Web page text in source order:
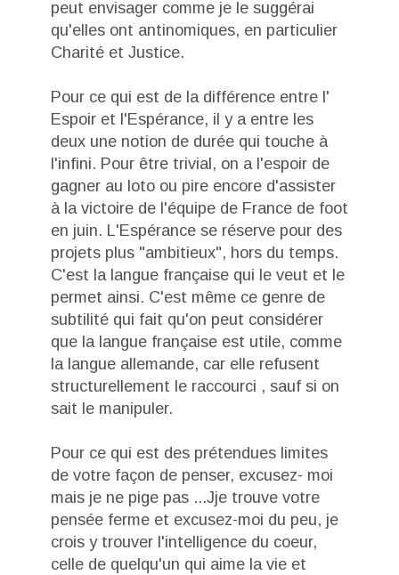
peut envisager comme je le suggérai
qu'elles ont antinomiques, en particulier
Charité et Justice.
Pour ce qui est de la différence entre l'
Espoir et l'Espérance, il y a entre les
deux une notion de durée qui touche à
l'infini. Pour être trivial, on a l'espoir de
gagner au loto ou pire encore d'assister
à la victoire de l'équipe de France de foot
en juin. L'Espérance se réserve pour des
projets plus "ambitieux", hors du temps.
C'est la langue française qui le veut et le
permet ainsi. C'est même ce genre de
subtilité qui fait qu'on peut considérer
que la langue française est utile, comme
la langue allemande, car elle refusent
structurellement le raccourci , sauf si on
sait le manipuler.
Pour ce qui est des prétendues limites
de votre façon de penser, excusez- moi
mais je ne pige pas ...Jje trouve votre
pensée ferme et excusez-moi du peu, je
crois y trouver l'intelligence du coeur,
celle de quelqu'un qui aime la vie et